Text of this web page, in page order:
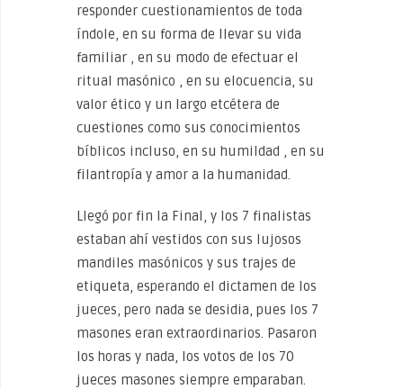
responder cuestionamientos de toda
índole, en su forma de llevar su vida
familiar , en su modo de efectuar el
ritual masónico , en su elocuencia, su
valor ético y un largo etcétera de
cuestiones como sus conocimientos
bíblicos incluso, en su humildad , en su
filantropía y amor a la humanidad.
Llegó por fin la Final, y los 7 finalistas
estaban ahí vestidos con sus lujosos
mandiles masónicos y sus trajes de
etiqueta, esperando el dictamen de los
jueces, pero nada se desidia, pues los 7
masones eran extraordinarios. Pasaron
los horas y nada, los votos de los 70
jueces masones siempre emparaban.